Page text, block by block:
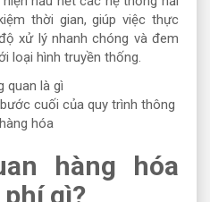
thời gian, giúp việc thực
xử lý nhanh chóng và đem
loại hình truyền thống.
cuối của quy trình thông
hóa
hàng hóa
gì?